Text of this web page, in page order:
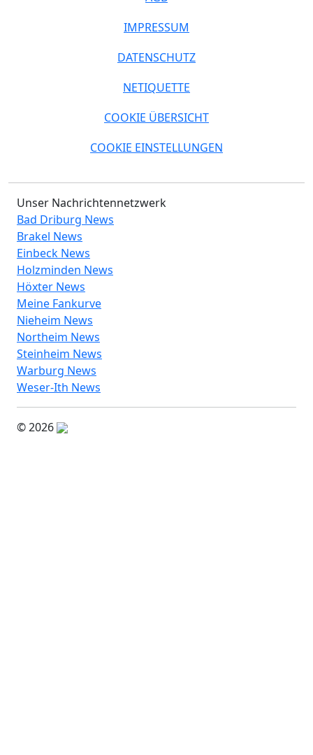
IMPRESSUM
DATENSCHUTZ
NETIQUETTE
COOKIE ÜBERSICHT
COOKIE EINSTELLUNGEN
Unser Nachrichtennetzwerk
Bad Driburg News
Brakel News
Einbeck News
Holzminden News
Höxter News
Meine Fankurve
Nieheim News
Northeim News
Steinheim News
Warburg News
Weser-Ith News
© 2026